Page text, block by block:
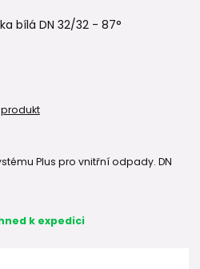
Plus pro vnitřní odpady. DN
k expedici